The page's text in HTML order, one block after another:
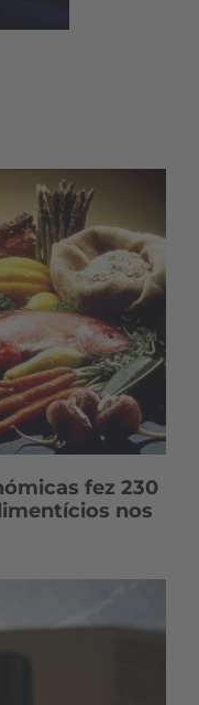
fez 230
nos